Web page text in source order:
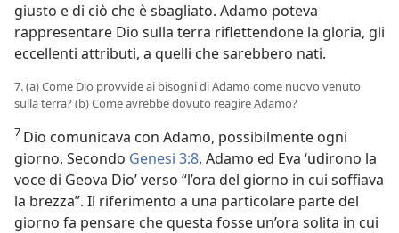
giusto e di ciò che è sbagliato. Adamo poteva
rappresentare Dio sulla terra riflettendone la gloria, gli
eccellenti attributi, a quelli che sarebbero nati.
7. (a) Come Dio provvide ai bisogni di Adamo come nuovo venuto
sulla terra? (b) Come avrebbe dovuto reagire Adamo?
7 Dio comunicava con Adamo, possibilmente ogni
giorno. Secondo Genesi 3:8, Adamo ed Eva ‘udirono la
voce di Geova Dio’ verso “l’ora del giorno in cui soffiava
la brezza”. Il riferimento a una particolare parte del
giorno fa pensare che questa fosse un’ora solita in cui